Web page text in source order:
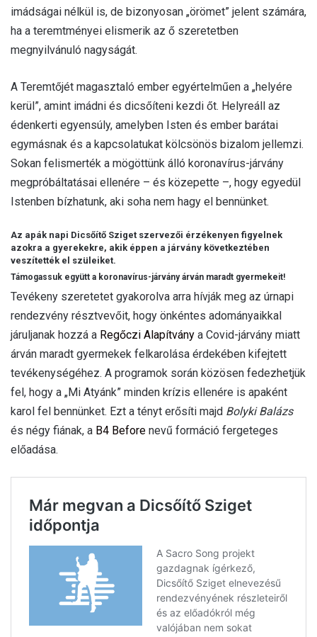
imádságai nélkül is, de bizonyosan „örömet” jelent számára,
ha a teremtményei elismerik az ő szeretetben
megnyilvánuló nagyságát.
A Teremtőjét magasztaló ember egyértelműen a „helyére
kerül”, amint imádni és dicsőíteni kezdi őt. Helyreáll az
édenkerti egyensúly, amelyben Isten és ember barátai
egymásnak és a kapcsolatukat kölcsönös bizalom jellemzi.
Sokan felismerték a mögöttünk álló koronavírus-járvány
megpróbáltatásai ellenére – és közepette –, hogy egyedül
Istenben bízhatunk, aki soha nem hagy el bennünket.
Az apák napi Dicsőítő Sziget szervezői érzékenyen figyelnek
azokra a gyerekekre, akik éppen a járvány következtében
veszítették el szüleiket.
Támogassuk együtt a koronavírus-járvány árván maradt gyermekeit!
Tevékeny szeretetet gyakorolva arra hívják meg az úrnapi
rendezvény résztvevőit, hogy önkéntes adományaikkal
járuljanak hozzá a Regőczi Alapítvány a Covid-járvány miatt
árván maradt gyermekek felkarolása érdekében kifejtett
tevékenységéhez. A programok során közösen fedezhetjük
fel, hogy a „Mi Atyánk” minden krízis ellenére is apaként
karol fel bennünket. Ezt a tényt erősíti majd Bolyki Balázs
és négy fiának, a B4 Before nevű formáció fergeteges
előadása.